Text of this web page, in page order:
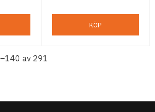
KÖP
140 av 291